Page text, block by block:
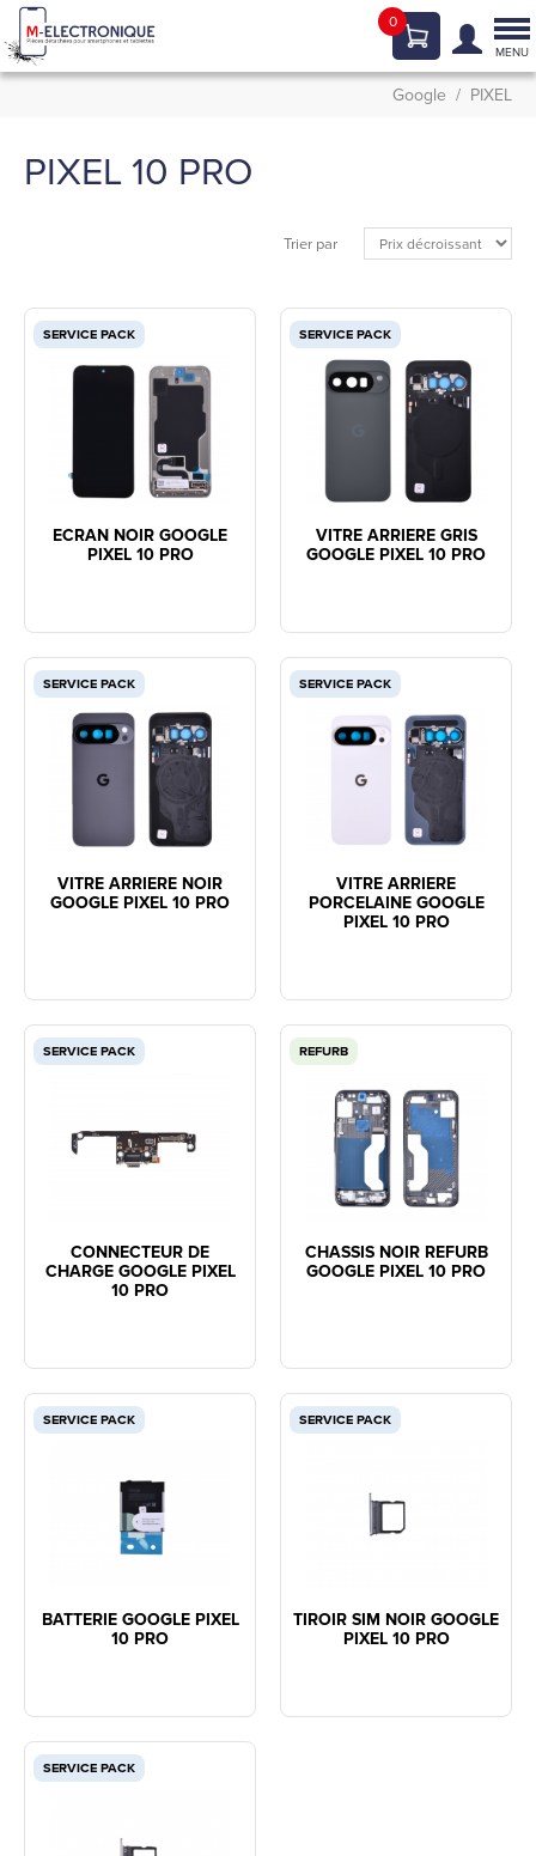
0
MENU
Google PIXEL
PIXEL 10 PRO
Trier par
SERVICE PACK
ECRAN NOIR GOOGLE
PIXEL 10 PRO
SERVICE PACK
VITRE ARRIERE GRIS
GOOGLE PIXEL 10 PRO
SERVICE PACK
VITRE ARRIERE NOIR
GOOGLE PIXEL 10 PRO
SERVICE PACK
VITRE ARRIERE
PORCELAINE GOOGLE
PIXEL 10 PRO
SERVICE PACK
CONNECTEUR DE
CHARGE GOOGLE PIXEL
10 PRO
REFURB
CHASSIS NOIR REFURB
GOOGLE PIXEL 10 PRO
SERVICE PACK
BATTERIE GOOGLE PIXEL
10 PRO
SERVICE PACK
TIROIR SIM NOIR GOOGLE
PIXEL 10 PRO
SERVICE PACK